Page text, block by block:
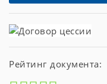
Рейтинг документа: